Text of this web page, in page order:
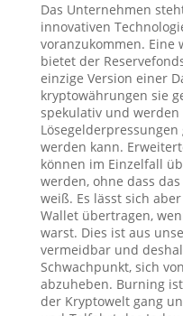
Das Unternehmen
innovativen
voranzukommen. Eine
bietet der
einzige Version einer
kryptowährungen sie
spekulativ und
werden kann.
können im Einzelfall
werden, ohne dass
weiß. Es lässt sich
Wallet übertragen,
warst. Dies ist aus
vermeidbar und
Schwachpunkt, sich
abzuheben. Burning
der Kryptowelt gang